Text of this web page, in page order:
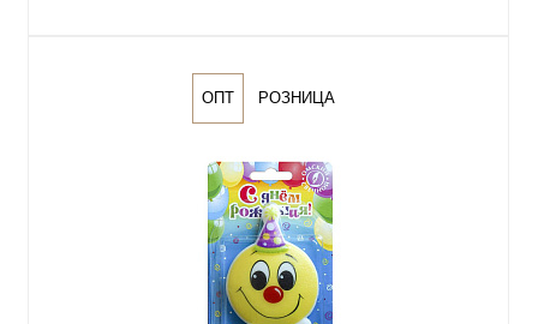
ОПТ РОЗНИЦА